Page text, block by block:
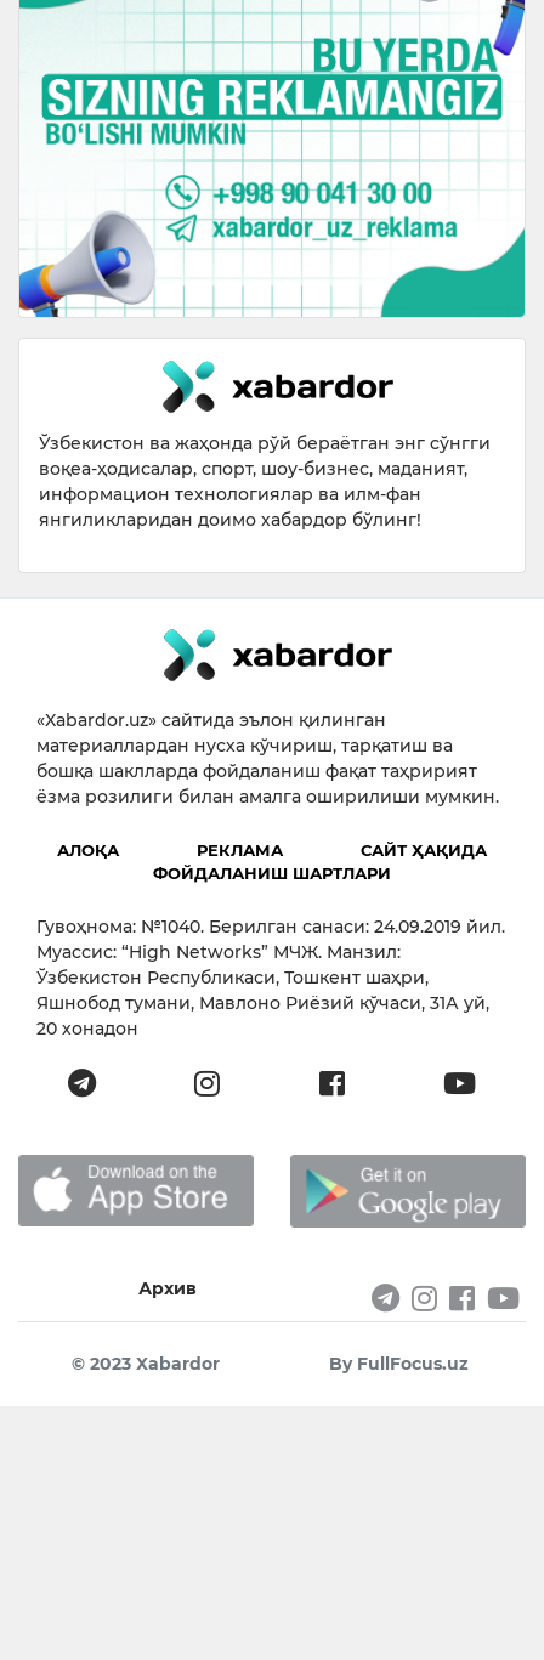
Ўзбекистон ва жаҳонда рўй бераётган энг сўнгги
воқеа-ҳодисалар, спорт, шоу-бизнес, маданият,
информацион технологиялар ва илм-фан
янгиликларидан доимо хабардор бўлинг!
«Xabardor.uz» сайтида эълон қилинган
материаллардан нусха кўчириш, тарқатиш ва
бошқа шаклларда фойдаланиш фақат таҳририят
ёзма розилиги билан амалга оширилиши мумкин.
АЛОҚА РЕКЛАМА
САЙТ ҲАҚИДА
ФОЙДАЛАНИШ ШАРТЛАРИ
Гувоҳнома: №1040. Берилган санаси: 24.09.2019 йил.
Муассис: “High Networks” МЧЖ. Манзил:
Ўзбекистон Республикаси, Тошкент шаҳри,
Яшнобод тумани, Мавлоно Риёзий кўчаси, 31А уй,
20 хонадон
Архив
© 2023 Xabardor By FullFocus.uz